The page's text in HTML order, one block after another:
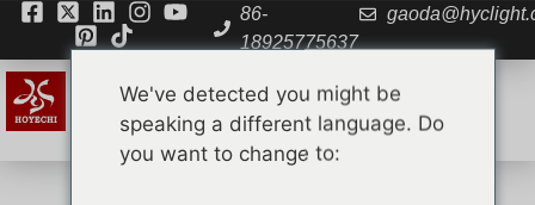
86-
18925775637
We've detected you might be
speaking a different language. Do
you want to change to: